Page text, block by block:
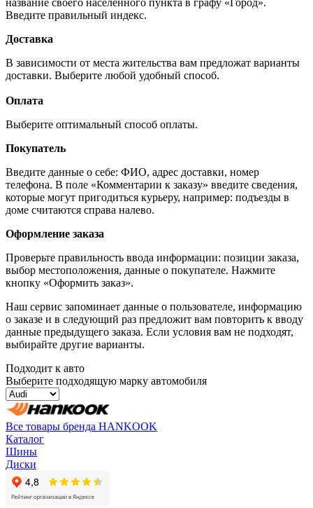
название своего населённого пункта в графу «Город».
Введите правильный индекс.
Доставка
В зависимости от места жительства вам предложат варианты
доставки. Выберите любой удобный способ.
Оплата
Выберите оптимальный способ оплаты.
Покупатель
Введите данные о себе: ФИО, адрес доставки, номер
телефона. В поле «Комментарии к заказу» введите сведения,
которые могут пригодиться курьеру, например: подъезды в
доме считаются справа налево.
Оформление заказа
Проверьте правильность ввода информации: позиции заказа,
выбор местоположения, данные о покупателе. Нажмите
кнопку «Оформить заказ».
Наш сервис запоминает данные о пользователе, информацию
о заказе и в следующий раз предложит вам повторить к вводу
данные предыдущего заказа. Если условия вам не подходят,
выбирайте другие варианты.
Подходит к авто
Выберите подходящую марку автомобиля
Все товары бренда HANKOOK
Каталог
Шины
Диски